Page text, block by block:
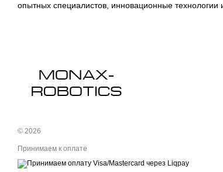
опытных специалистов, инновационные
© 2026
Принимаем к оплате